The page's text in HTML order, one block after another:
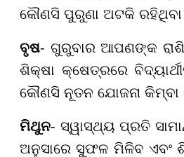
କୌଣସି ପୁରୁଣା ଅଟକି ରହିଥିବା
ବୃଷ- ଗୁରୁବାର ଆପଣଙ୍କ ରାଶି
ଶିକ୍ଷା କ୍ଷେତ୍ରରେ
କୌଣସି ନୂତନ ଯୋଜନା କିମ୍ବା
ମିଥୁନ- ସ୍ୱାସ୍ଥ୍ୟ ପ୍ରତି
ଅନୁସାରେ ସୁଫଳ ମିଳିବ ଏବଂ